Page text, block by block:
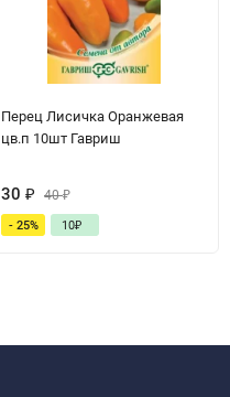
Перец Лисичка Оранжевая
цв.п 10шт Гавриш
30 ₽ 40₽
- 25% 10₽